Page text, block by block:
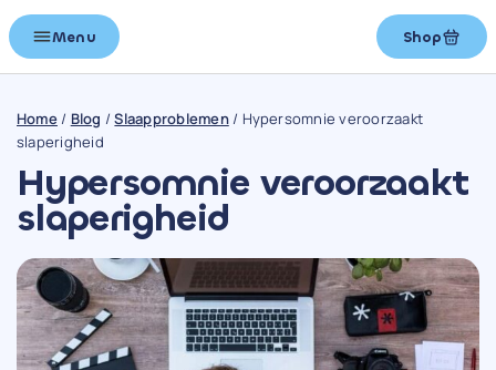
Menu Shop
Home/ Blog /Slaapproblemen/ Hypersomnie veroorzaakt
slaperigheid
Hypersomnie veroorzaakt
slaperigheid